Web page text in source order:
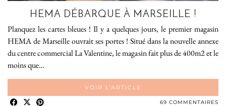
HEMA DÉBARQUE À MARSEILLE !
Planquez les cartes bleues ! Il y a quelques jours, le premier magasin
HEMA de Marseille ouvrait ses portes ! Situé dans la nouvelle annexe
du centre commercial La Valentine, le magasin fait plus de 400m2 et le
moins que…
VOIR L’ARTICLE
69 COMMENTAIRES